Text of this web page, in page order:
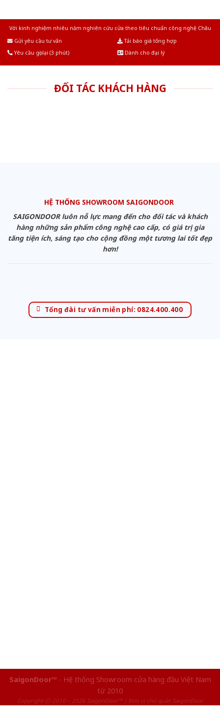
Với kinh nghiệm nhiêu năm nghiên cứu cửa theo tiêu chuẩn công nghệ Châu
Gửi yêu cầu tư vấn
Tải báo giá tổng hợp
Yêu cầu gọi lại (3 phút)
Dành cho đại lý
ĐỐI TÁC KHÁCH HÀNG
HỆ THỐNG SHOWROOM SAIGONDOOR
SAIGONDOOR luôn nỗ lực mang đến cho đối tác và khách
hàng những sản phẩm công nghệ cao cấp, có giá trị gia
tăng tiện ích, sáng tạo cho cộng đồng một tương lai tốt đẹp
hơn!
Tổng đài tư vấn miễn phí: 0824.400.400
SaigonDoor™ - Hệ thống Showroom cửa hàng đầu Việt Nam
từ 2010
Copyright ⓒ 2010 – 2026 SaigonDoor™ | Đơn vị chủ quản SaigonDoor